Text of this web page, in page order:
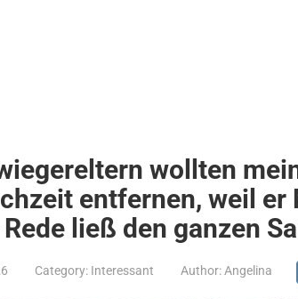
wollten
entfernen, weil
ließ den ganzen
Category: Interessant Author: Angelina